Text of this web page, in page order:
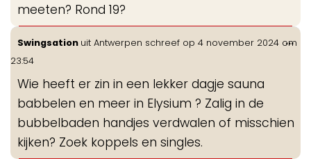
meeten? Rond 19?
Swingsation uit Antwerpen schreef op 4 november 2024 om
23:54
Wie heeft er zin in een lekker dagje sauna
babbelen en meer in Elysium ? Zalig in de
bubbelbaden handjes verdwalen of misschien
kijken? Zoek koppels en singles.
...